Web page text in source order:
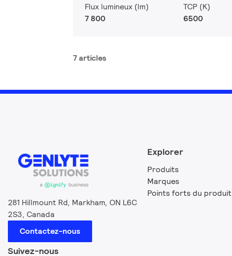
Flux lumineux (lm)
7 800
TCP (K)
6500
7 articles
281 Hillmount Rd, Markham, ON L6C
2S3, Canada
Contactez-nous
Suivez-nous
Explorer
Produits
Marques
Points forts du produit